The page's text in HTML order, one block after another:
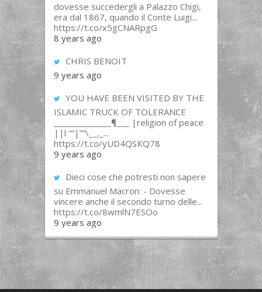
dovesse succedergli a Palazzo Chigi,
era dal 1867, quando il Conte Luigi...
https://t.co/x5gCNARpgG
8 years ago
CHRIS BENOIT
9 years ago
YOU HAVE BEEN VISITED BY THE
ISLAMIC TRUCK OF TOLERANCE
______________¶___ |religion of peace
||l “”|””\__,_...
https://t.co/yUD4QSKQ78
9 years ago
Dieci cose che potresti non sapere
su Emmanuel Macron: - Dovesse
vincere anche il secondo turno delle...
https://t.co/8wmlN7ESOo
9 years ago